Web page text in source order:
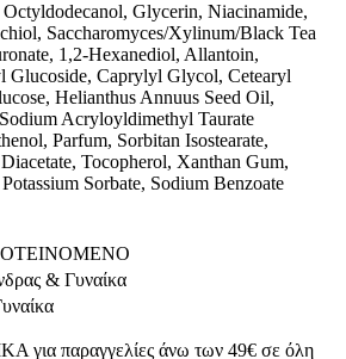
Glycerin, Niacinamide,
Saccharomyces/Xylinum/Black Tea
1,2-Hexanediol, Allantoin,
Glucoside, Caprylyl Glycol, Cetearyl
Helianthus Annuus Seed Oil,
Acryloyldimethyl Taurate
Parfum, Sorbitan Isostearate,
Tocopherol, Xanthan Gum,
Sorbate, Sodium Benzoate
& Γυναίκα
παραγγελίες άνω των 49€ σε όλη